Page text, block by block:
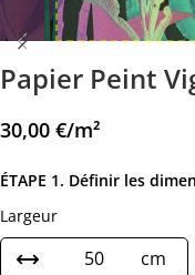
Papier Peint
30,00 €/m²
ÉTAPE 1. Définir les
Largeur
cm